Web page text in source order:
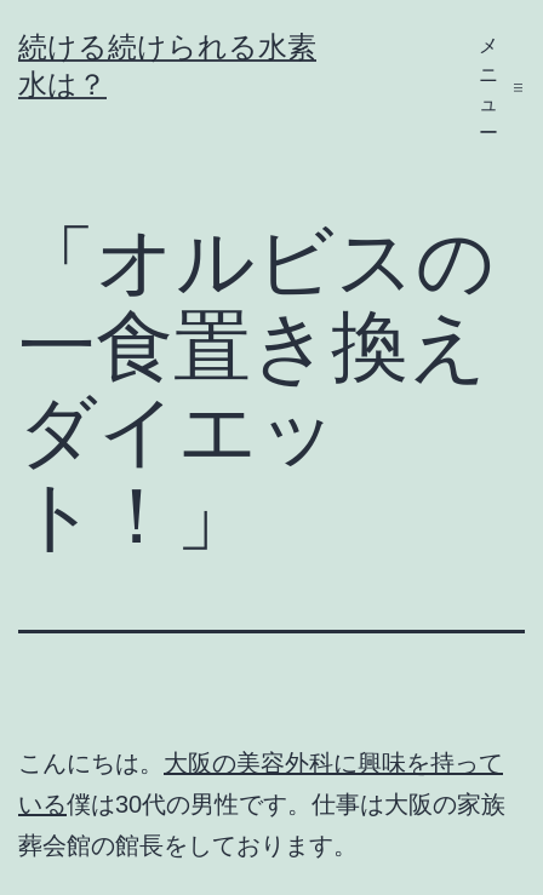
ン
テ
ッ
続ける続けられる水素
水は？
メ
ニ
ュ
ー
「オルビスの
一食置き換え
ダイエッ
ト！」
こんにちは。 大阪の美容外科に興味を持って
いる僕は30代の男性です。仕事は大阪の家族
葬会館の館長をしております。